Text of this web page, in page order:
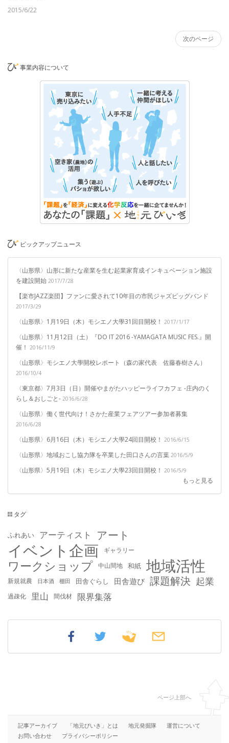
2015/6/22
次のページ
事業内容について
ピックアップニュース
〈山形県〉山形に新たな産業を生む起業家育成インキュベーション施設
を建設開始 2017/7/28
【楽市JAZZ楽団】ファンに愛されて10年目の市民ジャズビッグバンド
2017/3/29
〈山形県〉1月19日（木）モシエノ大學31回目開校！ 2017/1/17
〈山形県〉11月12日（土）『DO IT 2016 -YAMAGATA MUSIC FES.』開
催！ 2016/11/9
〈山形県〉モシエノ大學開校レポート（森の家代表 佐藤春樹さん）
2016/10/4
〈東京都〉7月3日（日）開催やまがたハッピーライフカフェ -庄内のく
らし＆おしごと- 2016/6/28
〈山形県〉働く世代向け！さかた産業フェアツアー参加者募集
2016/6/28
〈山形県〉6月16日（木）モシエノ大學24回目開校！ 2016/6/15
〈山形県〉地域おこし協力隊を卒業した田口さんの言葉 2016/5/9
〈山形県〉5月19日（木）モシエノ大學23回目開校！ 2016/5/9
もっと見る
タグ
ふれあい アーティスト アート
イベント企画 ギャラリー
ワークショップ 中山間地 和紙 地域活性
新規就農 日本酒 棚田 田舎ぐらし 田舎遊び 課題解決 起業
過疎化 里山 間伐材 限界集落
ページ上部へ
記事アーカイブ 「地元びいき」とは 地元発掘隊
運営について
お問い合わせ
プライバシーポリシー